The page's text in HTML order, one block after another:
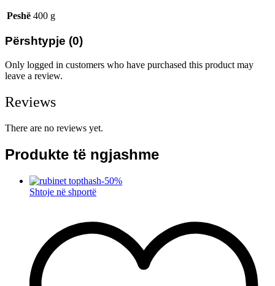
Peshë 400 g
Përshtypje (0)
Only logged in customers who have purchased this product may
leave a review.
Reviews
There are no reviews yet.
Produkte të ngjashme
-50%
Shtoje në shportë